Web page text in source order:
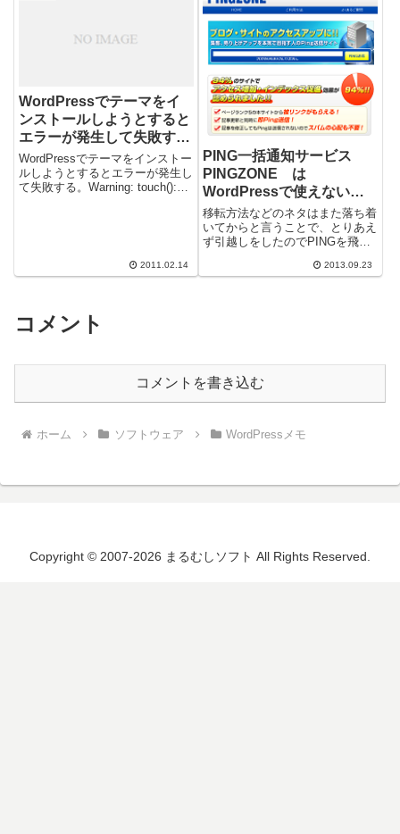
WordPressでテーマをイ
ンストールしようとすると
エラーが発生して失敗す
る 「ダウンロードに失敗
しました。 一時ファイル
を作成できませんでした」
WordPressでテーマをインストー
ルしようとするとエラーが発生し
て失敗する。Warning: touch():
2011.02.14
PING一括通知サービス
PINGZONE は
WordPressで使えない？
のか？
移転方法などのネタはまた落ち着
いてからと言うことで、とりあえ
ず引越しをしたのでPINGを飛ば
ば！※PINGとは、「更新したよ
2013.09.23
コメント
コメントを書き込む
ホーム ソフトウェア WordPressメモ
Copyright © 2007-2026 まるむしソフト All Rights Reserved.